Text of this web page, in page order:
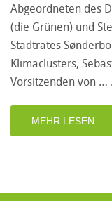
Abgeordneten des
(die Grünen) und
Stadtrates
Klimaclusters,
Vorsitzenden von …
MEHR LESEN